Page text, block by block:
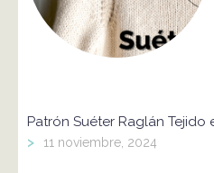
Patrón Suéter Raglán Tejido
> 11 noviembre, 2024